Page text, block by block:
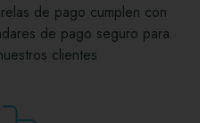
de pago cumplen con
de pago seguro para
clientes